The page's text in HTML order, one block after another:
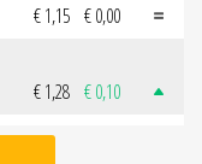
€ 1,15 € 0,00
€ 1,28 € 0,10